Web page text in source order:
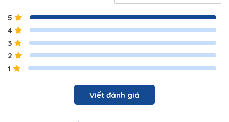
5
4
3
2
1
Viết đánh giá